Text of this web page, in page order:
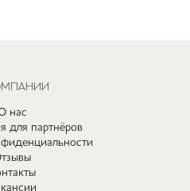
нас
для партнёров